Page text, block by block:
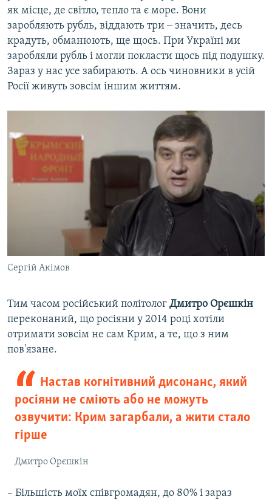
як місце, де світло, тепло та є море. Вони
заробляють рубль, віддають три ‒ значить, десь
крадуть, обманюють, ще щось. При Україні ми
заробляли рубль і могли покласти щось під подушку.
Зараз у нас усе забирають. А ось чиновники в усій
Росії живуть зовсім іншим життям.
Сергій Акімов
Тим часом російський політолог Дмитро Орєшкін
переконаний, що росіяни у 2014 році хотіли
отримати зовсім не сам Крим, а те, що з ним
пов'язане.
Настав когнітивний дисонанс, який
росіяни не сміють або не можуть
озвучити: Крим загарбали, а жити стало
гірше
Дмитро Орєшкін
– Більшість моїх співгромадян, до 80% і зараз